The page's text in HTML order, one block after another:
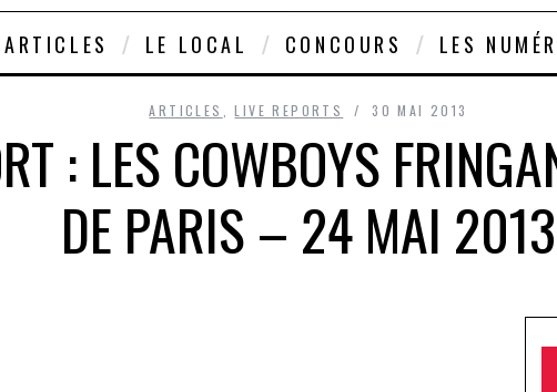
ARTICLES LE LOCAL CONCOURS LES
ARTICLES ,LIVE REPORTS 30 MAI 2013
: LES COWBOYS
DE PARIS – 24 MAI 2013